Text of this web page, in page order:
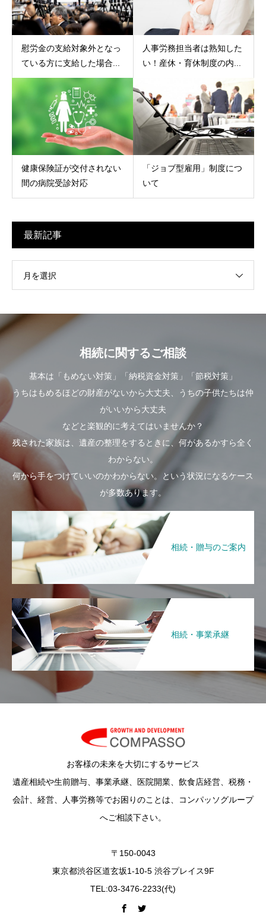
慰労金の支給対象外となっ
ている方に支給した場合...
人事労務担当者は熟知した
い！産休・育休制度の内...
健康保険証が交付されない
間の病院受診対応
「ジョブ型雇用」制度につ
いて
最新記事
月を選択
相続に関するご相談
基本は「もめない対策」「納税資金対策」「節税対策」
うちはもめるほどの財産がないから大丈夫、うちの子供たちは仲
がいいから大丈夫
などと楽観的に考えてはいませんか？
残された家族は、遺産の整理をするときに、何があるかすら全く
わからない。
何から手をつけていいのかわからない。という状況になるケース
が多数あります。
相続・贈与のご案内
相続・事業承継
お客様の未来を大切にするサービス
遺産相続や生前贈与、事業承継、医院開業、飲食店経営、税務・
会計、経営、人事労務等でお困りのことは、コンパッソグループ
へご相談下さい。
〒150-0043
東京都渋谷区道玄坂1-10-5 渋谷プレイス9F
TEL:03-3476-2233(代)